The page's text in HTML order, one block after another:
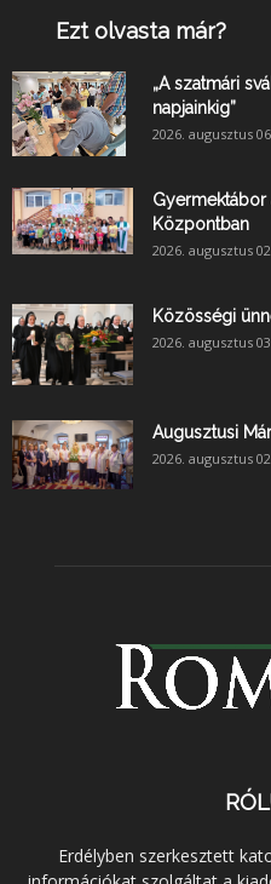
Ezt olvasta már?
„A szatmári
napjainkig”
2026. augusztus
Gyermektábor
Központban
2026. augusztus
Közösségi
2026. augusztus
Augusztusi
2026. augusztus
Erdélyben szerkesztett